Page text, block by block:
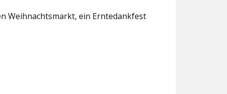
Weihnachtsmarkt, ein Erntedankfest